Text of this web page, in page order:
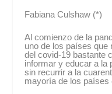
Fabiana Culshaw (*)
Al comienzo de la
uno de los países que
del covid-19 bastante
informar y educar a la
sin recurrir a la
mayoría de los países